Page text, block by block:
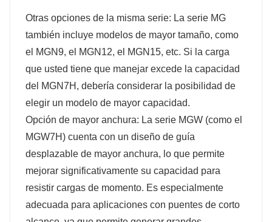
Otras opciones de la misma serie: La serie MG
también incluye modelos de mayor tamaño, como
el MGN9, el MGN12, el MGN15, etc. Si la carga
que usted tiene que manejar excede la capacidad
del MGN7H, debería considerar la posibilidad de
elegir un modelo de mayor capacidad.
Opción de mayor anchura: La serie MGW (como el
MGW7H) cuenta con un diseño de guía
desplazable de mayor anchura, lo que permite
mejorar significativamente su capacidad para
resistir cargas de momento. Es especialmente
adecuada para aplicaciones con puentes de corto